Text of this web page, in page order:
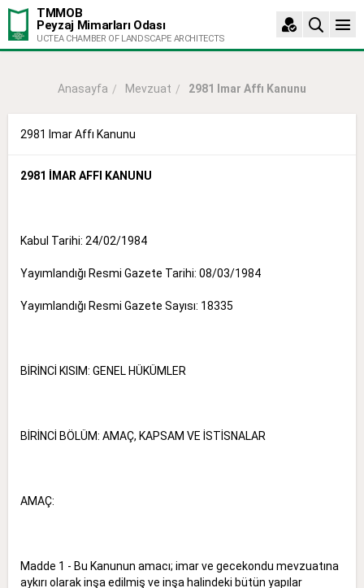
TMMOB
Peyzaj Mimarları Odası
UCTEA CHAMBER OF LANDSCAPE ARCHITECTS
Anasayfa Mevzuat 2981 Imar Affı Kanunu
2981 Imar Affı Kanunu
2981 İMAR AFFI KANUNU
Kabul Tarihi: 24/02/1984
Yayımlandığı Resmi Gazete Tarihi: 08/03/1984
Yayımlandığı Resmi Gazete Sayısı: 18335
BİRİNCİ KISIM: GENEL HÜKÜMLER
BİRİNCİ BÖLÜM: AMAÇ, KAPSAM VE İSTİSNALAR
AMAÇ:
Madde 1 - Bu Kanunun amacı; imar ve gecekondu mevzuatına
aykırı olarak inşa edilmiş ve inşa halindeki bütün yapılar